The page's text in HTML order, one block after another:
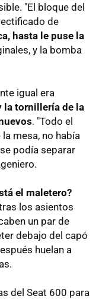
"El bloque del
de
hasta le puse la
y la bomba
igual era
la tornillería de la
. "Todo el
mesa, no había
podía separar
el maletero?
los asientos
un par de
debajo del capó
huelan a
del Seat 600 para